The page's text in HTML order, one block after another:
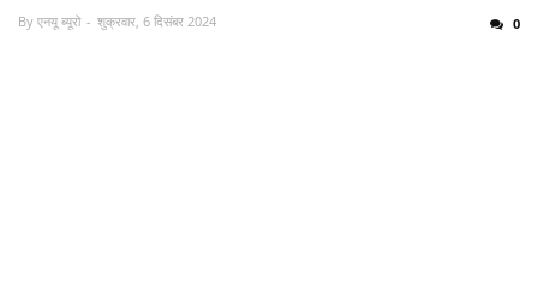
By एनयू ब्यूरो शुक्रवार, 6 दिसंबर 2024 0